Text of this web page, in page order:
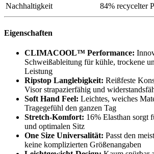
Nachhaltigkeit
84% recycelter
Eigenschaften
CLIMACOOL™ Performance:
Schweißableitung für kühle, trockene
Leistung
Ripstop Langlebigkeit: Reißfeste
Visor strapazierfähig und
Soft Hand Feel: Leichtes, weiches
Tragegefühl den ganzen Tag
Stretch-Komfort: 16% Elasthan sorgt
und optimalen Sitz
One Size Universalität: Passt den
keine komplizierten Größenangaben